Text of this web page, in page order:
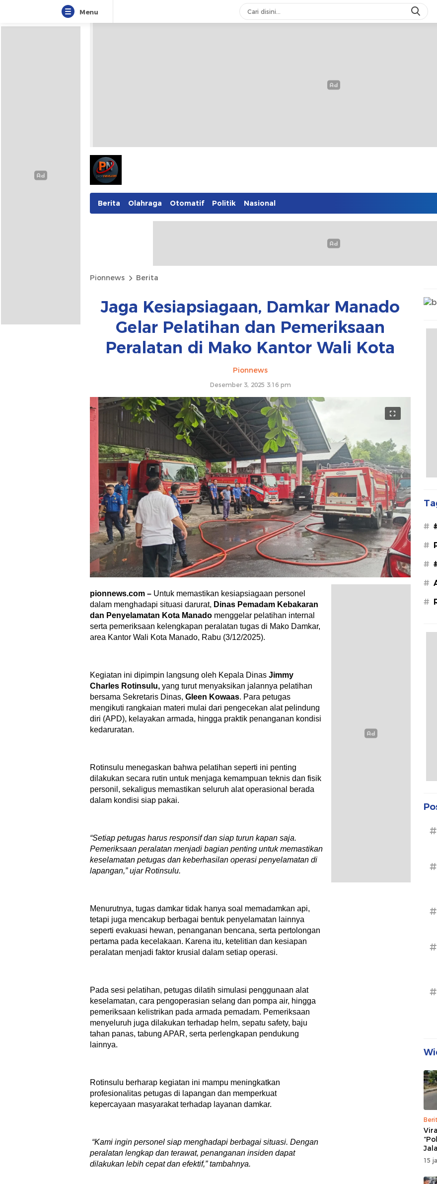
Menu
Berita Olahraga Otomatif Politik Nasional
Pionnews Berita
Jaga Kesiapsiagaan, Damkar Manado
Gelar Pelatihan dan Pemeriksaan
Peralatan di Mako Kantor Wali Kota
Pionnews
Desember 3, 2025 3:16 pm
pionnews.com – Untuk memastikan kesiapsiagaan personel
dalam menghadapi situasi darurat, Dinas Pemadam Kebakaran
dan Penyelamatan Kota Manado menggelar pelatihan internal
serta pemeriksaan kelengkapan peralatan tugas di Mako Damkar,
area Kantor Wali Kota Manado, Rabu (3/12/2025).
Kegiatan ini dipimpin langsung oleh Kepala Dinas Jimmy
Charles Rotinsulu, yang turut menyaksikan jalannya pelatihan
bersama Sekretaris Dinas, Gleen Kowaas. Para petugas
mengikuti rangkaian materi mulai dari pengecekan alat pelindung
diri (APD), kelayakan armada, hingga praktik penanganan kondisi
kedaruratan.
Rotinsulu menegaskan bahwa pelatihan seperti ini penting
dilakukan secara rutin untuk menjaga kemampuan teknis dan fisik
personil, sekaligus memastikan seluruh alat operasional berada
dalam kondisi siap pakai.
“Setiap petugas harus responsif dan siap turun kapan saja.
Pemeriksaan peralatan menjadi bagian penting untuk memastikan
keselamatan petugas dan keberhasilan operasi penyelamatan di
lapangan,” ujar Rotinsulu.
Menurutnya, tugas damkar tidak hanya soal memadamkan api,
tetapi juga mencakup berbagai bentuk penyelamatan lainnya
seperti evakuasi hewan, penanganan bencana, serta pertolongan
pertama pada kecelakaan. Karena itu, ketelitian dan kesiapan
peralatan menjadi faktor krusial dalam setiap operasi.
Pada sesi pelatihan, petugas dilatih simulasi penggunaan alat
keselamatan, cara pengoperasian selang dan pompa air, hingga
pemeriksaan kelistrikan pada armada pemadam. Pemeriksaan
menyeluruh juga dilakukan terhadap helm, sepatu safety, baju
tahan panas, tabung APAR, serta perlengkapan pendukung
lainnya.
Rotinsulu berharap kegiatan ini mampu meningkatkan
profesionalitas petugas di lapangan dan memperkuat
kepercayaan masyarakat terhadap layanan damkar.
“Kami ingin personel siap menghadapi berbagai situasi. Dengan
peralatan lengkap dan terawat, penanganan insiden dapat
dilakukan lebih cepat dan efektif,” tambahnya.
#
#
#
#
#
15